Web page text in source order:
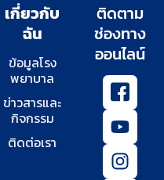
เกี่ยวกับ
ฉัน
ข้อมูลโรง
พยาบาล
ข่าวสารและ
กิจกรรม
ติดต่อเรา
ติดตาม
ช่องทาง
ออนไลน์
I
c
o
n
-
Y
o
u
t
u
I
n
s
t
a
T
w
i
t
t